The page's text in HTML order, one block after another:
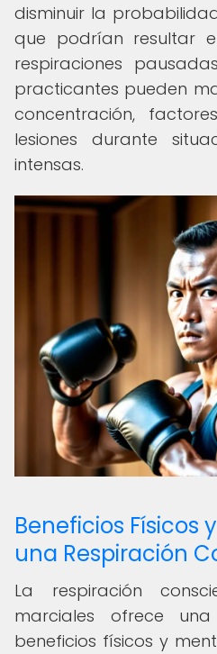
disminuir la
que podrían resultar
respiraciones
practicantes pueden
concentración,
lesiones durante
intensas.
Beneficios Físicos
una Respiración
La respiración
marciales ofrece
beneficios físicos y